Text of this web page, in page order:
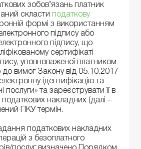
зобов’язань платник
скласти податкову
формі з використанням
підпису або
підпису, що
сертифікаті
уповноваженої платником
до вимог Закону від 05.10.2017
ідентифікацію та
послуги» та зареєструвати її в
накладних (далі –
ПКУ термін.
податкових накладних
з безоплатного